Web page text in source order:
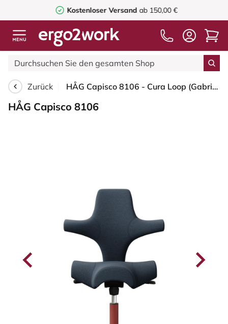
Kostenloser Versandab 150,00 €
Zurück HÅG Capisco 8106 - Cura Loop (Gabriel) - Recyceltes Polyester - CLP66165 Blue - Blush Rose - 200 mm (Sitzhöhe 46-64cm) - Bodengleiter
HÅG Capisco 8106